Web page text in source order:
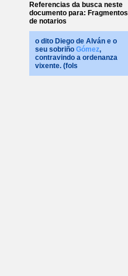
Referencias da busca neste
documento para: Fragmentos
de notarios
o dito Diego de Alván e o
seu sobriño Gómez,
contravindo a ordenanza
vixente. (fols